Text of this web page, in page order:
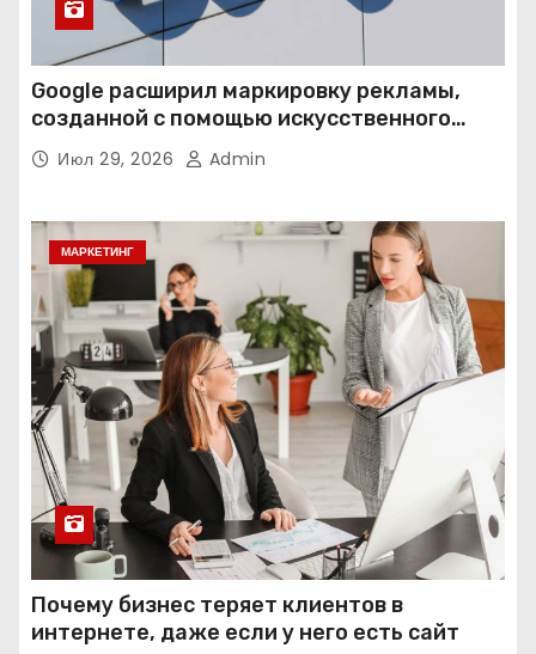
Google расширил маркировку рекламы,
созданной с помощью искусственного
интеллекта
Июл 29, 2026 Admin
МАРКЕТИНГ
Почему бизнес теряет клиентов в
интернете, даже если у него есть сайт